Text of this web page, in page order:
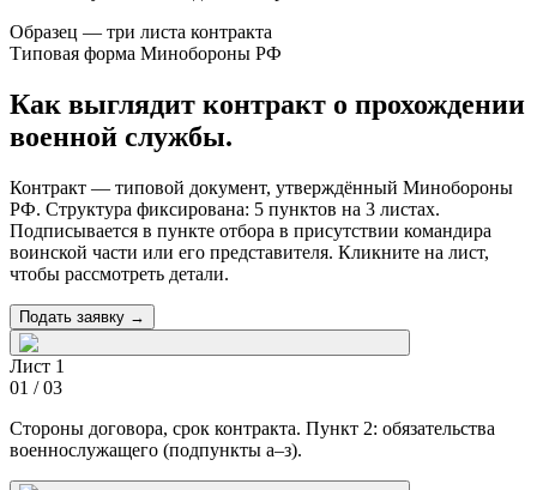
Образец — три листа контракта
Типовая форма Минобороны РФ
Как выглядит контракт о прохождении
военной службы.
Контракт — типовой документ, утверждённый Минобороны
РФ. Структура фиксирована: 5 пунктов на 3 листах.
Подписывается в пункте отбора в присутствии командира
воинской части или его представителя. Кликните на лист,
чтобы рассмотреть детали.
Подать заявку →
Лист 1
01 /03
Стороны договора, срок контракта. Пункт 2: обязательства
военнослужащего (подпункты а–з).